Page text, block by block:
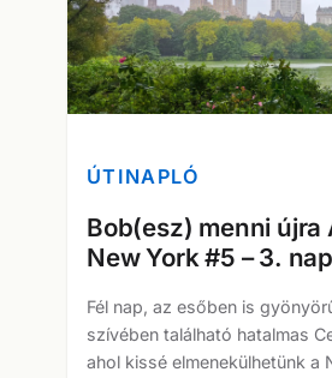
ÚTINAPLÓ
Bob(esz) menni újra
New York #5 – 3. nap
Fél nap, az esőben is
szívében található hatalmas
ahol kissé elmenekülhetünk a